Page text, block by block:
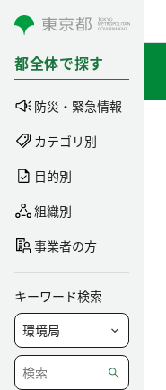
コンテンツにスキップ
都全体で探す
防災・緊急情報
カテゴリ別
目的別
組織別
事業者の方
キーワード検索